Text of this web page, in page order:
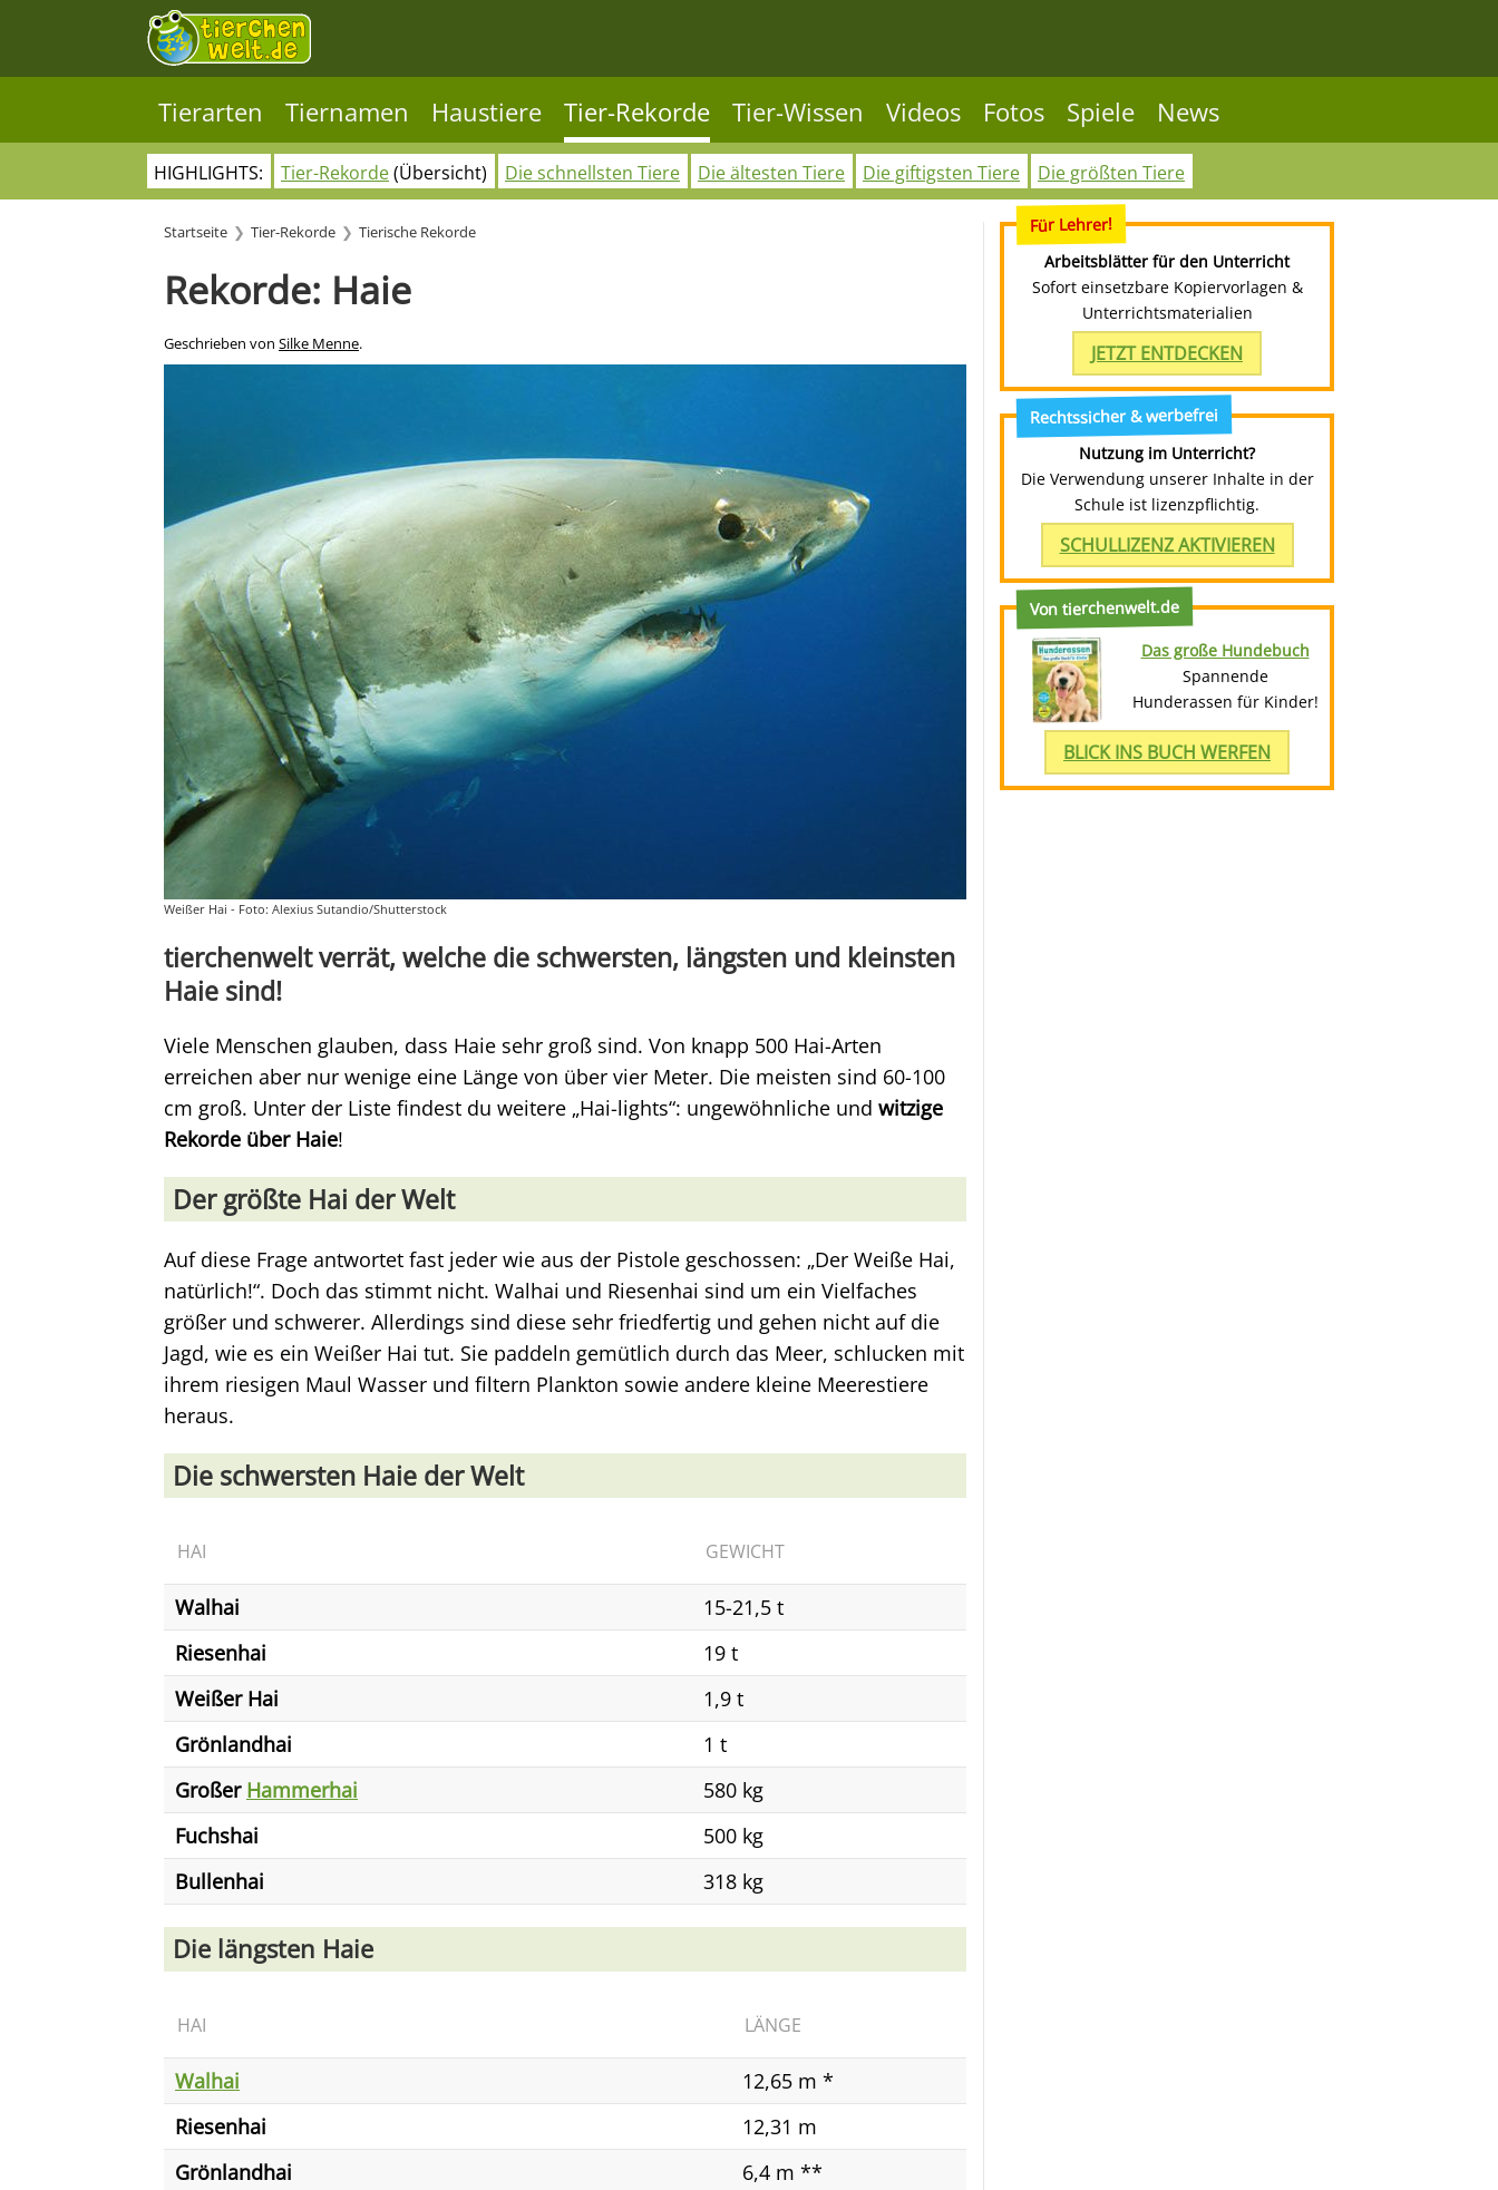
Tierarten Tiernamen Haustiere Tier-Rekorde Tier-Wissen Videos Fotos Spiele News
HIGHLIGHTS: Tier-Rekorde(Übersicht) Die schnellsten Tiere Die ältesten Tiere Die giftigsten Tiere Die größten Tiere
Startseite Tier-Rekorde Tierische Rekorde
Rekorde: Haie
Geschrieben von Silke Menne.
Weißer Hai - Foto: Alexius Sutandio/Shutterstock
tierchenwelt verrät, welche die schwersten, längsten und kleinsten
Haie sind!
Viele Menschen glauben, dass Haie sehr groß sind. Von knapp 500 Hai-Arten
erreichen aber nur wenige eine Länge von über vier Meter. Die meisten sind 60-100
cm groß. Unter der Liste findest du weitere „Hai-lights“: ungewöhnliche und witzige
Rekorde über Haie!
Der größte Hai der Welt
Auf diese Frage antwortet fast jeder wie aus der Pistole geschossen: „Der Weiße Hai,
natürlich!“. Doch das stimmt nicht. Walhai und Riesenhai sind um ein Vielfaches
größer und schwerer. Allerdings sind diese sehr friedfertig und gehen nicht auf die
Jagd, wie es ein Weißer Hai tut. Sie paddeln gemütlich durch das Meer, schlucken mit
ihrem riesigen Maul Wasser und filtern Plankton sowie andere kleine Meerestiere
heraus.
Die schwersten Haie der Welt
HAI GEWICHT
Walhai
15-21,5 t
Riesenhai
19 t
Weißer Hai
1,9 t
Grönlandhai
1 t
Großer Hammerhai
580 kg
Fuchshai
500 kg
Bullenhai
318 kg
Die längsten Haie
HAI LÄNGE
Walhai
12,65 m *
Riesenhai
12,31 m
Grönlandhai
6,4 m **
Für Lehrer!
Arbeitsblätter für den Unterricht
Sofort einsetzbare Kopiervorlagen &
Unterrichtsmaterialien
JETZT ENTDECKEN
Rechtssicher & werbefrei
Nutzung im Unterricht?
Die Verwendung unserer Inhalte in der
Schule ist lizenzpflichtig.
SCHULLIZENZ AKTIVIEREN
Von tierchenwelt.de
Das große Hundebuch
Spannende
Hunderassen für Kinder!
BLICK INS BUCH WERFEN